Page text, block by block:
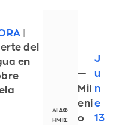
del
en
—
Mil
eni
o
J
u
n
e
13